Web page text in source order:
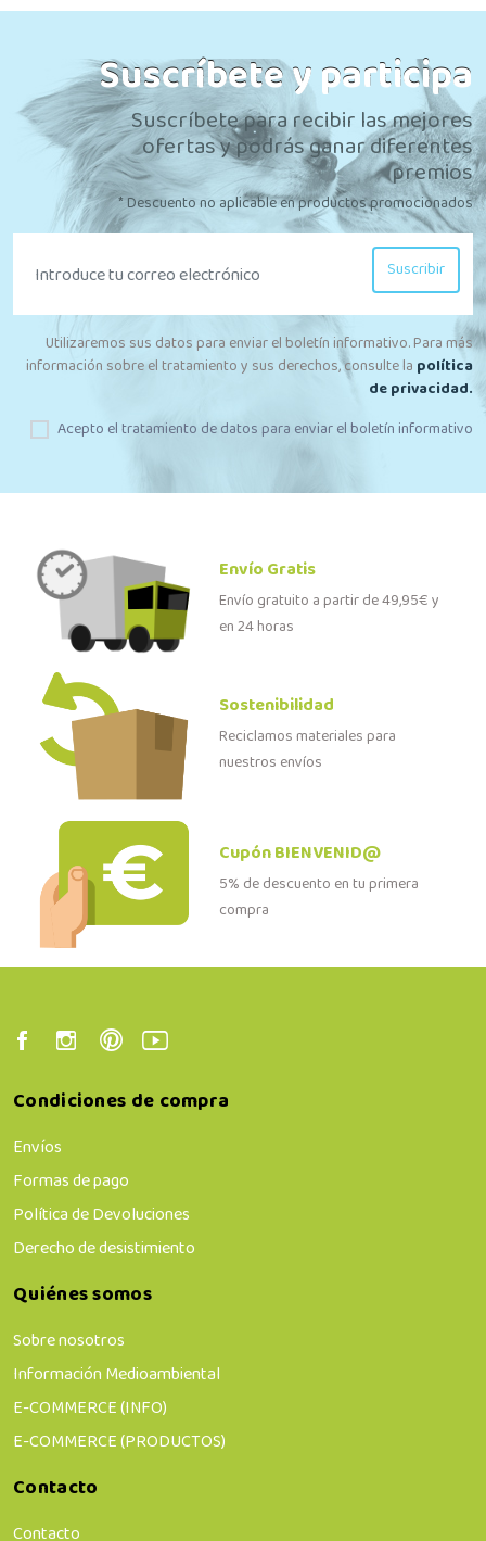
Suscríbete y participa
Suscríbete para recibir las mejores
ofertas y podrás ganar diferentes
premios
* Descuento no aplicable en productos promocionados
Suscribir
Utilizaremos sus datos para enviar el boletín informativo. Para más
información sobre el tratamiento y sus derechos, consulte la política
de privacidad.
Acepto el tratamiento de datos para enviar el boletín informativo
Envío Gratis
Envío gratuito a partir de 49,95€ y
en 24 horas
Sostenibilidad
Reciclamos materiales para
nuestros envíos
Cupón BIENVENID@
5% de descuento en tu primera
compra
Condiciones de compra
Envíos
Formas de pago
Política de Devoluciones
Derecho de desistimiento
Quiénes somos
Sobre nosotros
Información Medioambiental
E-COMMERCE (INFO)
E-COMMERCE (PRODUCTOS)
Contacto
Contacto